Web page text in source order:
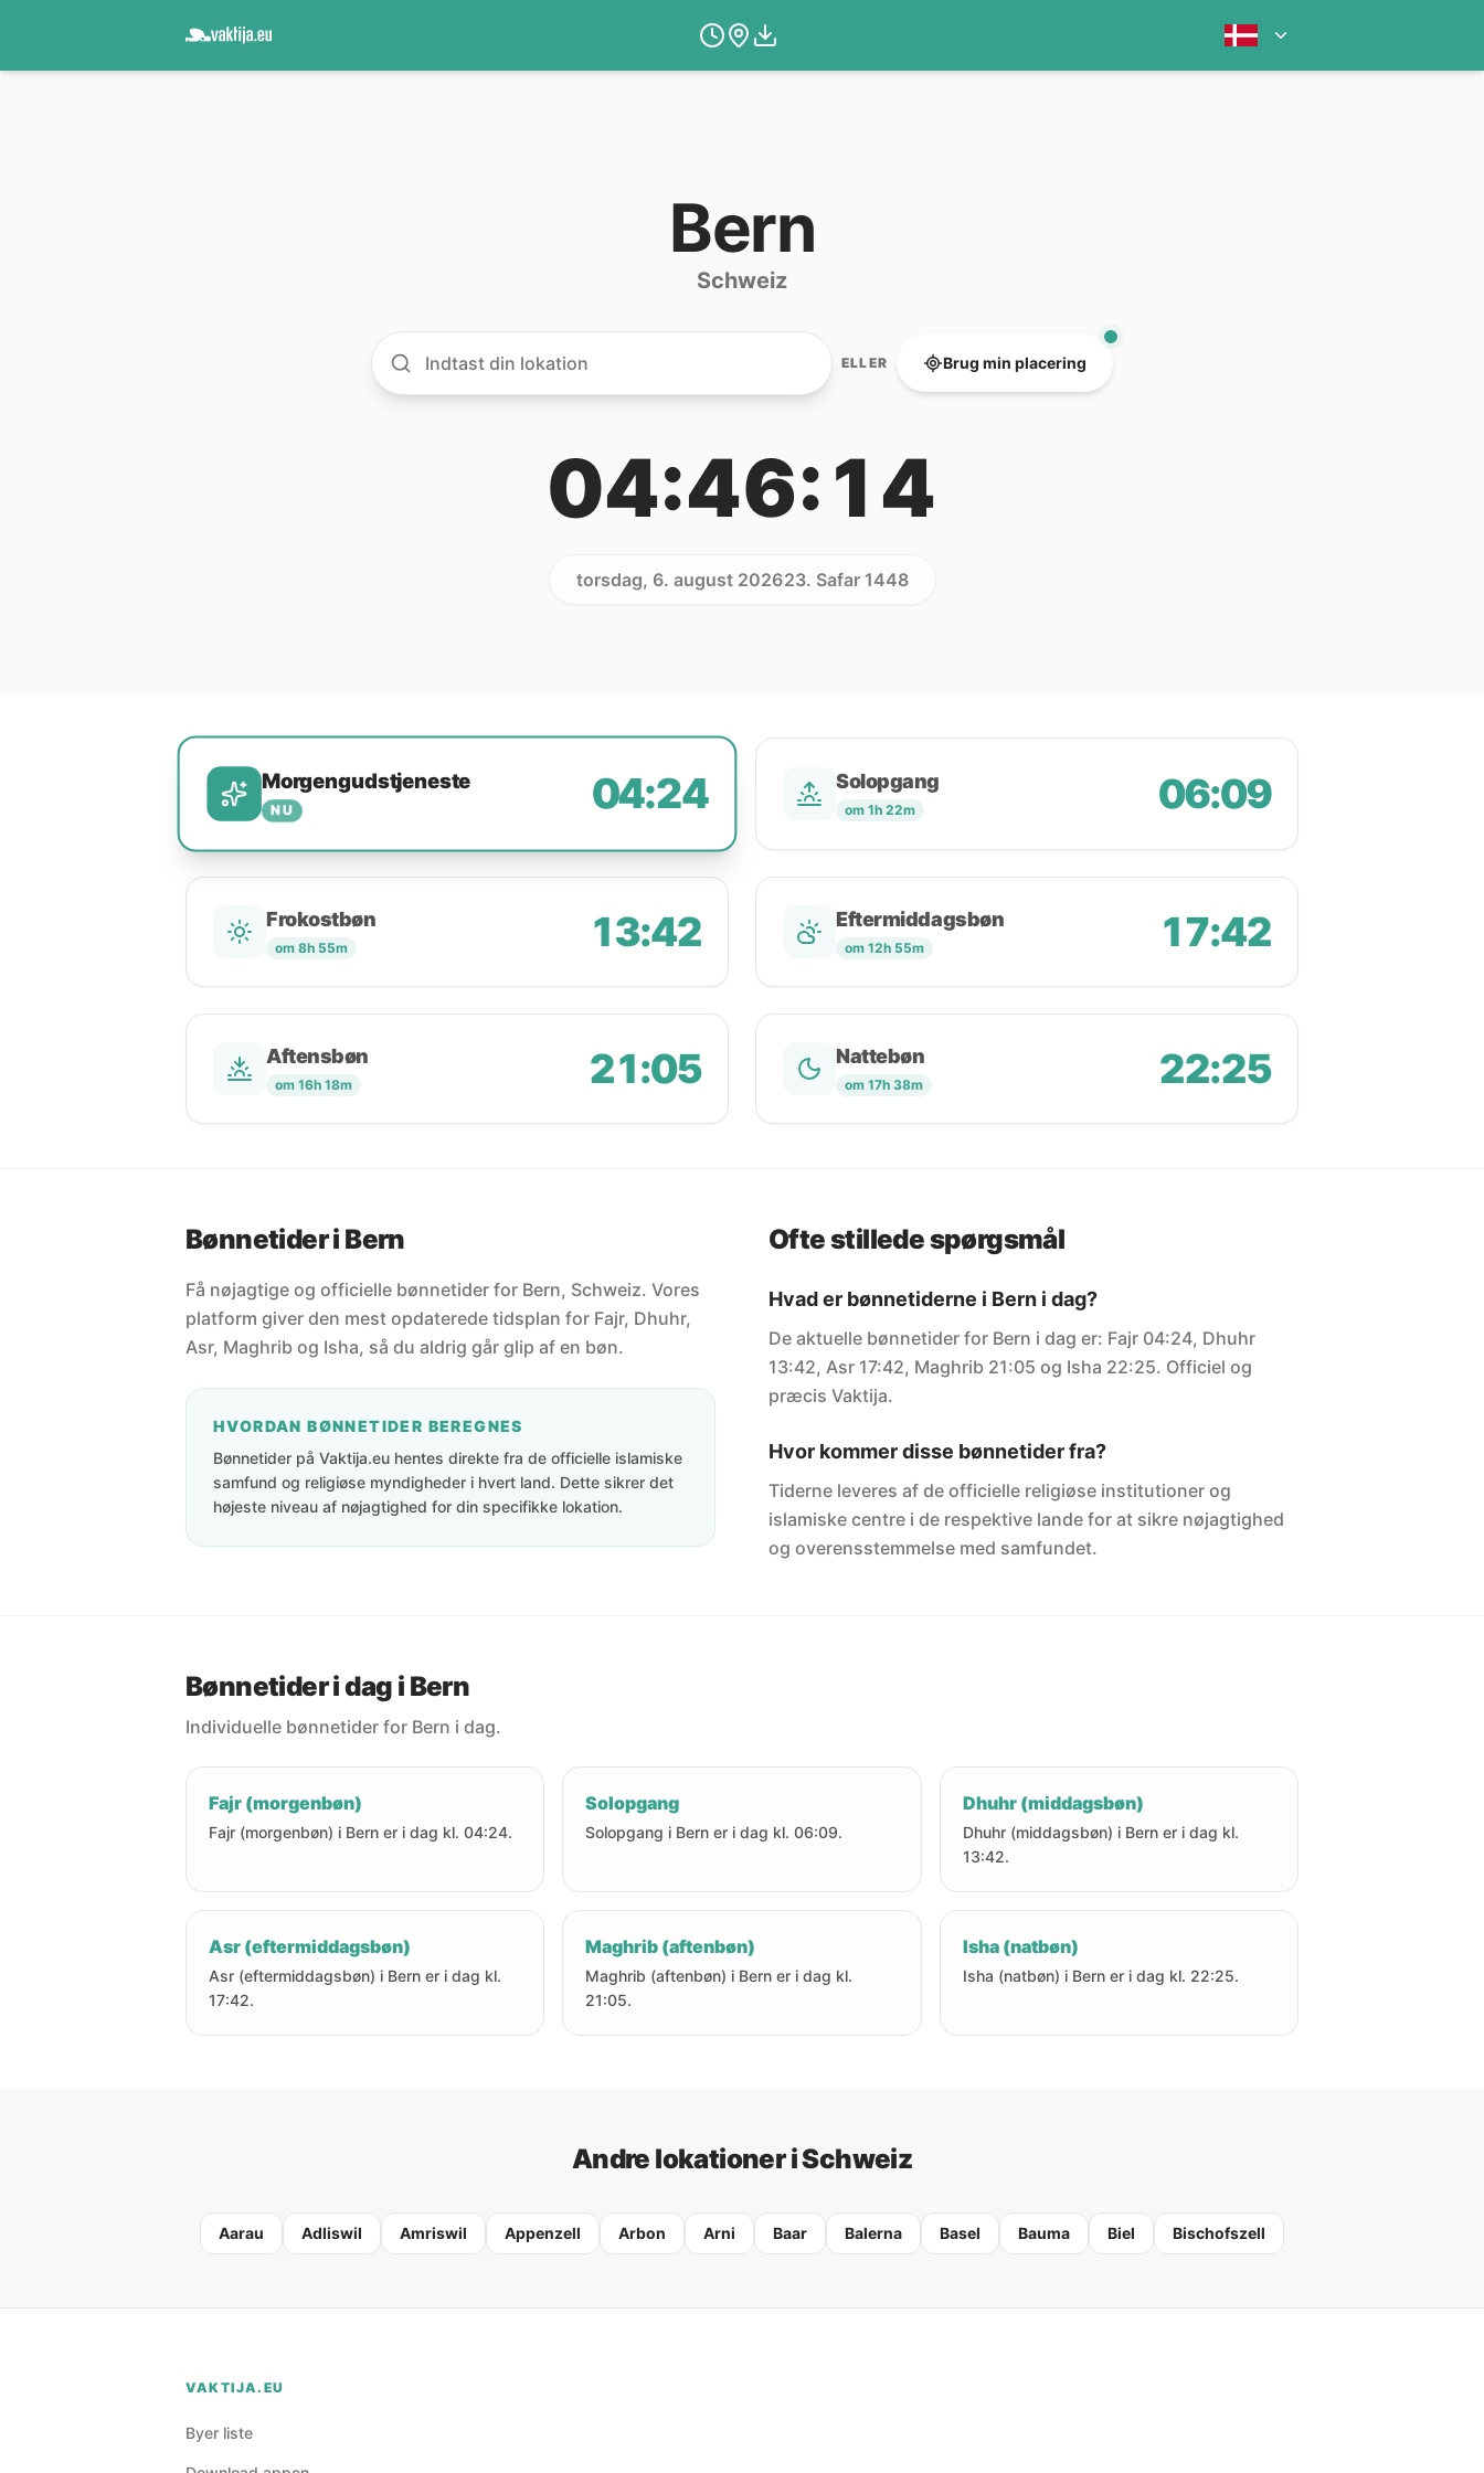
Bern
Schweiz
ELLER Brug min placering
04:46:14
torsdag, 6. august 202623. Safar 1448
Morgengudstjeneste
NU 04:24 Solopgang
om 1h 22m 06:09
Frokostbøn
om 8h 55m 13:42 Eftermiddagsbøn
om 12h 55m 17:42
Aftensbøn
om 16h 18m 21:05 Nattebøn
om 17h 38m 22:25
Bønnetider i Bern
Få nøjagtige og officielle bønnetider for Bern, Schweiz. Vores
platform giver den mest opdaterede tidsplan for Fajr, Dhuhr,
Asr, Maghrib og Isha, så du aldrig går glip af en bøn.
HVORDAN BØNNETIDER BEREGNES
Bønnetider på Vaktija.eu hentes direkte fra de officielle islamiske
samfund og religiøse myndigheder i hvert land. Dette sikrer det
højeste niveau af nøjagtighed for din specifikke lokation.
Ofte stillede spørgsmål
Hvad er bønnetiderne i Bern i dag?
De aktuelle bønnetider for Bern i dag er: Fajr 04:24, Dhuhr
13:42, Asr 17:42, Maghrib 21:05 og Isha 22:25. Officiel og
præcis Vaktija.
Hvor kommer disse bønnetider fra?
Tiderne leveres af de officielle religiøse institutioner og
islamiske centre i de respektive lande for at sikre nøjagtighed
og overensstemmelse med samfundet.
Bønnetider i dag i Bern
Individuelle bønnetider for Bern i dag.
Fajr (morgenbøn)
Fajr (morgenbøn) i Bern er i dag kl. 04:24.
Solopgang
Solopgang i Bern er i dag kl. 06:09.
Dhuhr (middagsbøn)
Dhuhr (middagsbøn) i Bern er i dag kl.
13:42.
Asr (eftermiddagsbøn)
Asr (eftermiddagsbøn) i Bern er i dag kl.
17:42.
Maghrib (aftenbøn)
Maghrib (aftenbøn) i Bern er i dag kl.
21:05.
Isha (natbøn)
Isha (natbøn) i Bern er i dag kl. 22:25.
Andre lokationer i Schweiz
Aarau Adliswil Amriswil Appenzell Arbon Arni Baar Balerna Basel Bauma Biel Bischofszell
VAKTIJA.EU
Byer liste